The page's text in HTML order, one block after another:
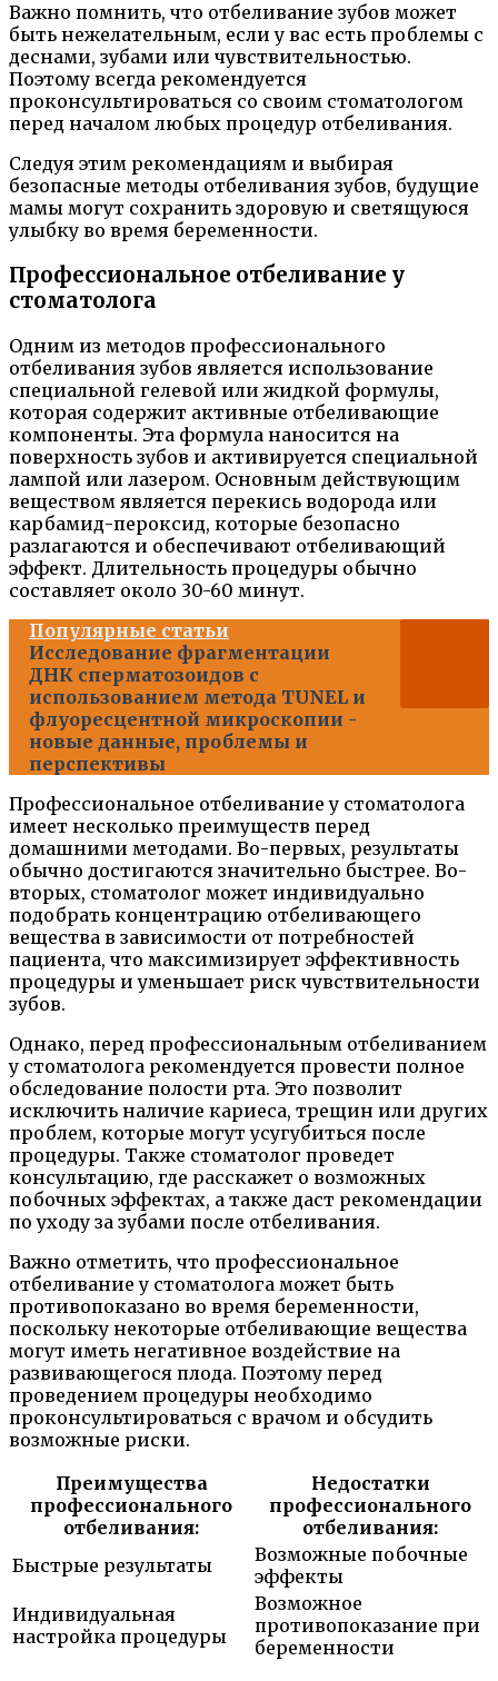
Важно помнить, что отбеливание зубов может
быть нежелательным, если у вас есть проблемы с
деснами, зубами или чувствительностью.
Поэтому всегда рекомендуется
проконсультироваться со своим стоматологом
перед началом любых процедур отбеливания.
Следуя этим рекомендациям и выбирая
безопасные методы отбеливания зубов, будущие
мамы могут сохранить здоровую и светящуюся
улыбку во время беременности.
Профессиональное отбеливание у
стоматолога
Одним из методов профессионального
отбеливания зубов является использование
специальной гелевой или жидкой формулы,
которая содержит активные отбеливающие
компоненты. Эта формула наносится на
поверхность зубов и активируется специальной
лампой или лазером. Основным действующим
веществом является перекись водорода или
карбамид-пероксид, которые безопасно
разлагаются и обеспечивают отбеливающий
эффект. Длительность процедуры обычно
составляет около 30-60 минут.
Популярные статьи
Исследование фрагментации
ДНК сперматозоидов с
использованием метода TUNEL и
флуоресцентной микроскопии -
новые данные, проблемы и
перспективы
Профессиональное отбеливание у стоматолога
имеет несколько преимуществ перед
домашними методами. Во-первых, результаты
обычно достигаются значительно быстрее. Во-
вторых, стоматолог может индивидуально
подобрать концентрацию отбеливающего
вещества в зависимости от потребностей
пациента, что максимизирует эффективность
процедуры и уменьшает риск чувствительности
зубов.
Однако, перед профессиональным отбеливанием
у стоматолога рекомендуется провести полное
обследование полости рта. Это позволит
исключить наличие кариеса, трещин или других
проблем, которые могут усугубиться после
процедуры. Также стоматолог проведет
консультацию, где расскажет о возможных
побочных эффектах, а также даст рекомендации
по уходу за зубами после отбеливания.
Важно отметить, что профессиональное
отбеливание у стоматолога может быть
противопоказано во время беременности,
поскольку некоторые отбеливающие вещества
могут иметь негативное воздействие на
развивающегося плода. Поэтому перед
проведением процедуры необходимо
проконсультироваться с врачом и обсудить
возможные риски.
Преимущества
профессионального
отбеливания:
Недостатки
профессионального
отбеливания:
Быстрые результаты
Возможные побочные
эффекты
Индивидуальная
настройка процедуры
Возможное
противопоказание при
беременности